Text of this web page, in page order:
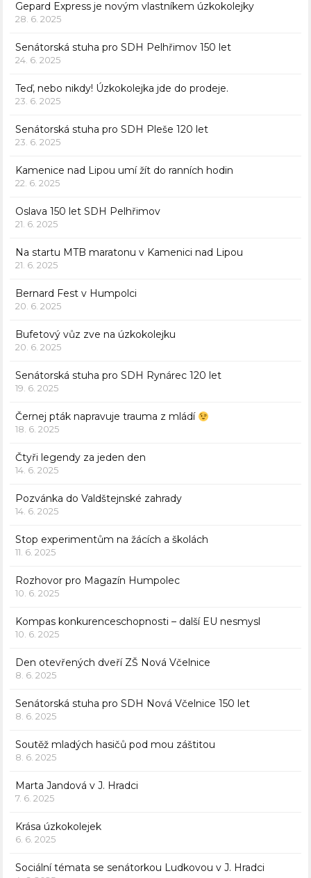
Gepard Express je novým vlastníkem úzkokolejky
28. 6. 2025
Senátorská stuha pro SDH Pelhřimov 150 let
24. 6. 2025
Teď, nebo nikdy! Úzkokolejka jde do prodeje.
23. 6. 2025
Senátorská stuha pro SDH Pleše 120 let
23. 6. 2025
Kamenice nad Lipou umí žít do ranních hodin
22. 6. 2025
Oslava 150 let SDH Pelhřimov
21. 6. 2025
Na startu MTB maratonu v Kamenici nad Lipou
21. 6. 2025
Bernard Fest v Humpolci
20. 6. 2025
Bufetový vůz zve na úzkokolejku
20. 6. 2025
Senátorská stuha pro SDH Rynárec 120 let
19. 6. 2025
Černej pták napravuje trauma z mládí
18. 6. 2025
Čtyři legendy za jeden den
14. 6. 2025
Pozvánka do Valdštejnské zahrady
14. 6. 2025
Stop experimentům na žácích a školách
11. 6. 2025
Rozhovor pro Magazín Humpolec
10. 6. 2025
Kompas konkurenceschopnosti – další EU nesmysl
10. 6. 2025
Den otevřených dveří ZŠ Nová Včelnice
8. 6. 2025
Senátorská stuha pro SDH Nová Včelnice 150 let
8. 6. 2025
Soutěž mladých hasičů pod mou záštitou
8. 6. 2025
Marta Jandová v J. Hradci
7. 6. 2025
Krása úzkokolejek
6. 6. 2025
Sociální témata se senátorkou Ludkovou v J. Hradci